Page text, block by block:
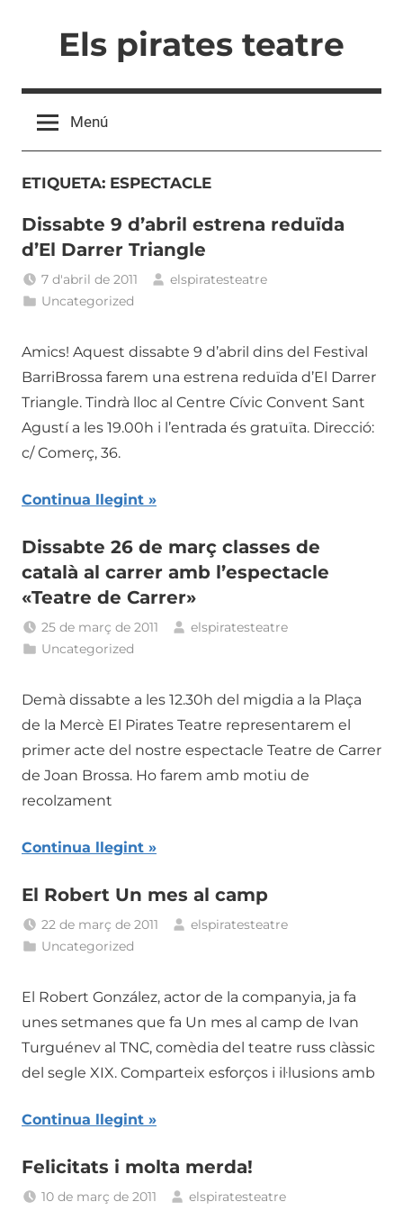
contingutEls pirates teatre
Menú
ETIQUETA: ESPECTACLE
Dissabte 9 d’abril estrena reduïda
d’El Darrer Triangle
7 d'abril de 2011
elspiratesteatre
Uncategorized
Amics! Aquest dissabte 9 d’abril dins del Festival
BarriBrossa farem una estrena reduïda d’El Darrer
Triangle. Tindrà lloc al Centre Cívic Convent Sant
Agustí a les 19.00h i l’entrada és gratuïta. Direcció:
c/ Comerç, 36.
Continua llegint
Dissabte 26 de març classes de
català al carrer amb l’espectacle
«Teatre de Carrer»
25 de març de 2011
elspiratesteatre
Uncategorized
Demà dissabte a les 12.30h del migdia a la Plaça
de la Mercè El Pirates Teatre representarem el
primer acte del nostre espectacle Teatre de Carrer
de Joan Brossa. Ho farem amb motiu de
recolzament
Continua llegint
El Robert Un mes al camp
22 de març de 2011
elspiratesteatre
Uncategorized
El Robert González, actor de la companyia, ja fa
unes setmanes que fa Un mes al camp de Ivan
Turguénev al TNC, comèdia del teatre russ clàssic
del segle XIX. Comparteix esforços i il·lusions amb
Continua llegint
Felicitats i molta merda!
10 de març de 2011
elspiratesteatre